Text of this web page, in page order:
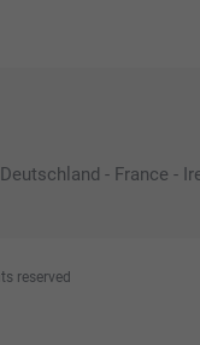
Deutschland - France -
reserved